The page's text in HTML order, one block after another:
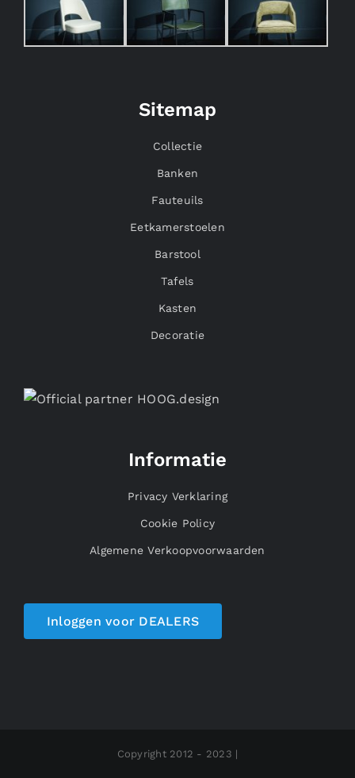
Sitemap
Collectie
Banken
Fauteuils
Eetkamerstoelen
Barstool
Tafels
Kasten
Decoratie
Informatie
Privacy Verklaring
Cookie Policy
Algemene Verkoopvoorwaarden
Inloggen voor DEALERS
Copyright 2012 - 2023 |